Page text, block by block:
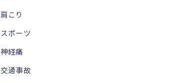
肩こり
スポーツ
神経痛
交通事故